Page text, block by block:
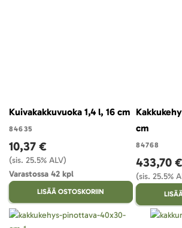
Kuivakakkuvuoka 1,4 l, 16 cm
84635
10,37 €
(sis. 25.5% ALV)
Varastossa 42 kpl
LISÄÄ OSTOSKORIIN
cm
84768
433,70 €
(sis. 25.5%